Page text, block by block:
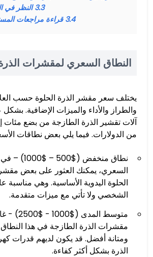
3.3 النظر في
3.4 قراءة مراجعات
النطاق السعري لمقشرات
يختلف سعر مقشر الذرة الحلوة حسب
والطراز والأداء والميزات الإضافية. بشكل
آلات تقشير الذرة الطازجة من بضع مئات
من الدولارات. فيما يلي بعض نطاقات
نطاق منخفض
السعري، يمكنك العثور على بعض
الحلوة اليدوية الأساسية. وهي مناسبة
الشخصي ولا تأتي مع ميزات متقدمة.
متوسط ​​المدى
مقشرات الذرة الطازجة في هذا
ومتانة أفضل. قد يكون لديهم قدرات
الذرة بشكل أكثر كفاءة.